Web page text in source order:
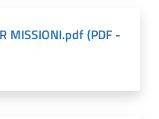
MISSIONI.pdf(PDF -